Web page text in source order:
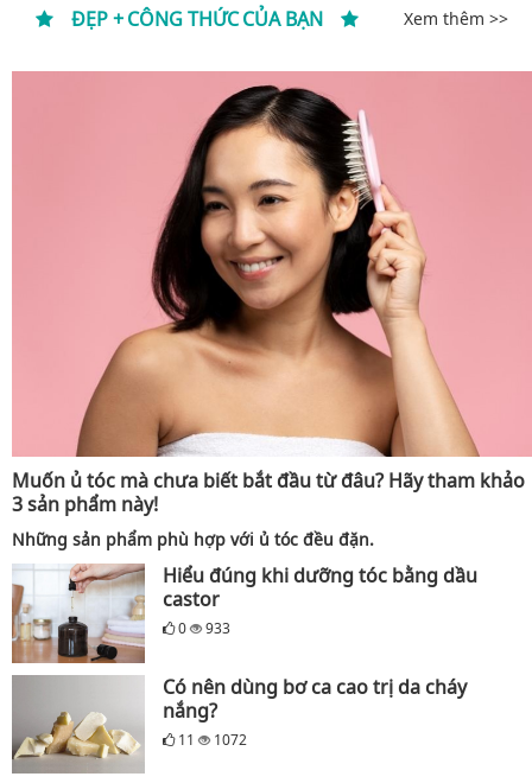
ĐẸP + CÔNG THỨC CỦA BẠN Xem thêm >>
Muốn ủ tóc mà chưa biết bắt đầu từ đâu? Hãy tham khảo
3 sản phẩm này!
Những sản phẩm phù hợp với ủ tóc đều đặn.
Hiểu đúng khi dưỡng tóc bằng dầu
castor
0 933
Có nên dùng bơ ca cao trị da cháy
nắng?
11 1072